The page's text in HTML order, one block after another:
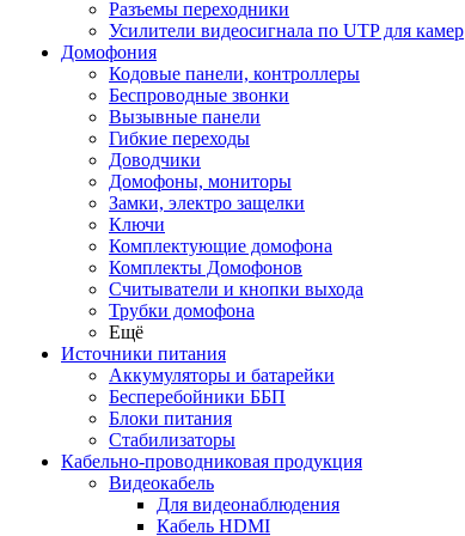
Разъемы переходники
Усилители видеосигнала по UTP для камер
Домофония
Кодовые панели, контроллеры
Беспроводные звонки
Вызывные панели
Гибкие переходы
Доводчики
Домофоны, мониторы
Замки, электро защелки
Ключи
Комплектующие домофона
Комплекты Домофонов
Считыватели и кнопки выхода
Трубки домофона
Ещё
Источники питания
Аккумуляторы и батарейки
Бесперебойники ББП
Блоки питания
Стабилизаторы
Кабельно-проводниковая продукция
Видеокабель
Для видеонаблюдения
Кабель HDMI